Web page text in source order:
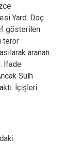
Yard. Doç.
gösterilen
terör
aranan
İfade
Sulh
İçişleri